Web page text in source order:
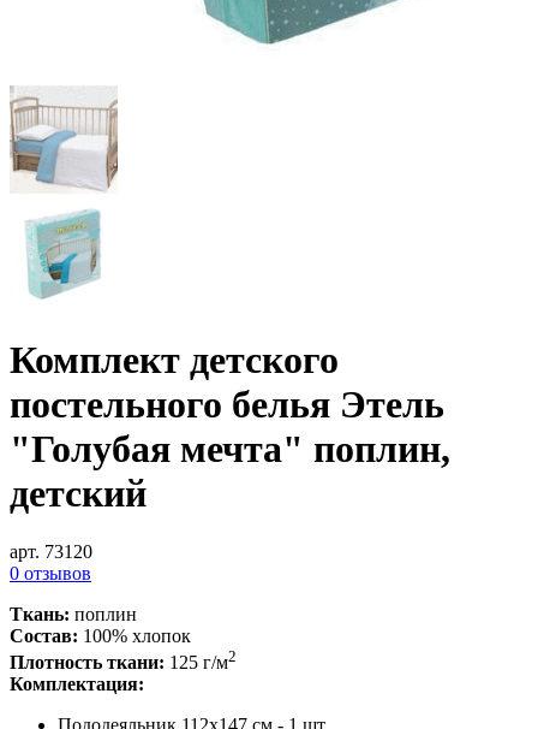
Комплект детского
постельного белья Этель
"Голубая мечта" поплин,
детский
арт. 73120
0 отзывов
Ткань: поплин
Состав: 100% хлопок
Плотность ткани: 125 г/м2
Комплектация: